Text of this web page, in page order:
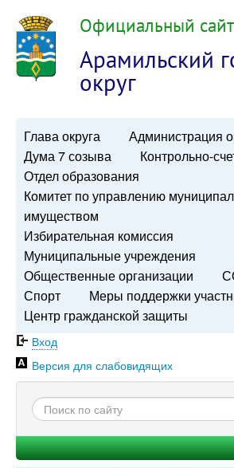
Официальный сайт
Арамильский
округ
Глава округа
Администрация
Дума 7 созыва
Контрольно-
Отдел образования
Комитет по управлению
имуществом
Избирательная комиссия
Муниципальные учреждения
Общественные организации
Спорт
Меры поддержки
Центр гражданской защиты
Вход
Версия для слабовидящих